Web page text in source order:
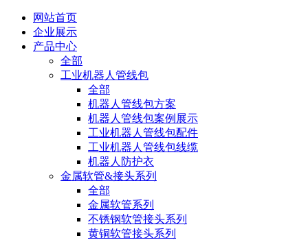
网站首页
企业展示
产品中心
全部
工业机器人管线包
全部
机器人管线包方案
机器人管线包案例展示
工业机器人管线包配件
工业机器人管线包线缆
机器人防护衣
金属软管&接头系列
全部
金属软管系列
不锈钢软管接头系列
黄铜软管接头系列